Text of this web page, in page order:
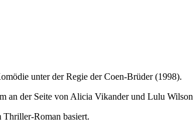
unter der Regie der Coen-Brüder (1998).
an der Seite von Alicia Vikander und Lulu
Roman basiert.